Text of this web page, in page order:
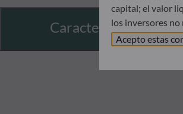
Características
capital; el valor
los inversores
Antes de
indirectos que
Acepto estas